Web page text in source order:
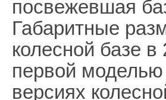
посвежевшая
Габаритные
колесной базе
первой
версиях